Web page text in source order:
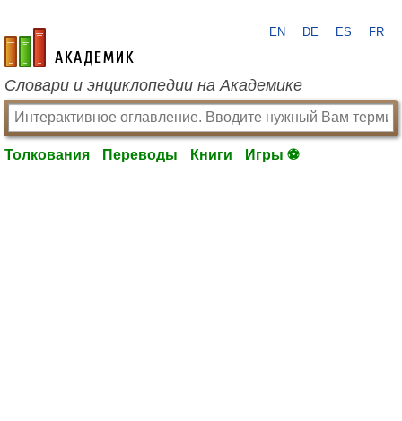
academic.ru
EN DE ES FR
Словари и энциклопедии на Академике
Толкования Переводы Книги Игры ⚽